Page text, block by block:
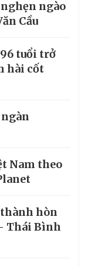
ngào
Cầu
tuổi trở
hài cốt
Nam theo
hòn
Thái Bình